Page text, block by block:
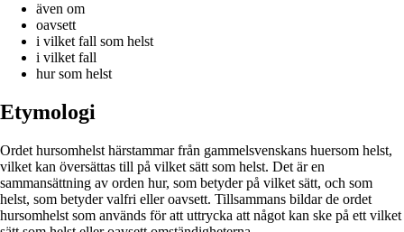
även om
oavsett
i vilket fall som helst
i vilket fall
hur som helst
Etymologi
Ordet hursomhelst härstammar från gammelsvenskans huersom helst,
vilket kan översättas till på vilket sätt som helst. Det är en
sammansättning av orden hur, som betyder på vilket sätt, och som
helst, som betyder valfri eller oavsett. Tillsammans bildar de ordet
hursomhelst som används för att uttrycka att något kan ske på ett vilket